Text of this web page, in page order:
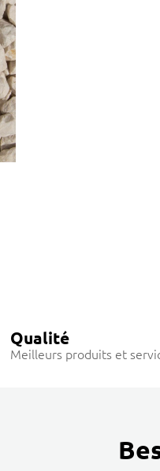
Qualité
Meilleurs produits et